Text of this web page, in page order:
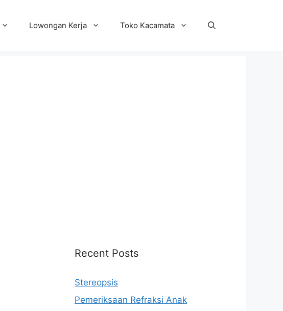
Lowongan Kerja Toko Kacamata
Recent Posts
Stereopsis
Pemeriksaan Refraksi Anak